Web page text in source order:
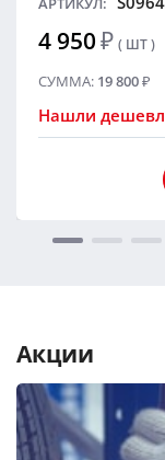
4 950₽ ( ШТ )
СУММА: 19 800₽
Нашли
Акции